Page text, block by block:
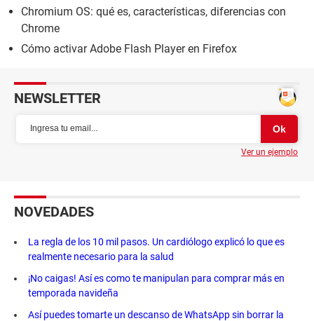
Chromium OS: qué es, características, diferencias con
Chrome
Cómo activar Adobe Flash Player en Firefox
NEWSLETTER
Ver un ejemplo
NOVEDADES
La regla de los 10 mil pasos. Un cardiólogo explicó lo que es
realmente necesario para la salud
¡No caigas! Así es como te manipulan para comprar más en
temporada navideña
Así puedes tomarte un descanso de WhatsApp sin borrar la